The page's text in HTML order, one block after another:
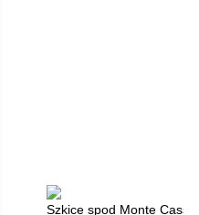
Szkice spod Monte Cassino